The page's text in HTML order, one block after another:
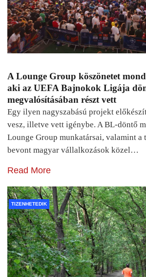
A Lounge Group köszönetet
aki az UEFA Bajnokok Ligája
megvalósításában részt vett
Egy ilyen nagyszabású projekt
vesz, illetve vett igénybe. A BL-döntő
Lounge Group munkatársai, valamint a
bevont magyar vállalkozások közel…
Read More
TIZENHETEDIK